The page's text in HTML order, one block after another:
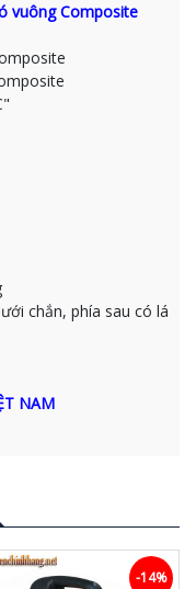
vuông Composite
chắn, phía sau có lá
NAM
-14%